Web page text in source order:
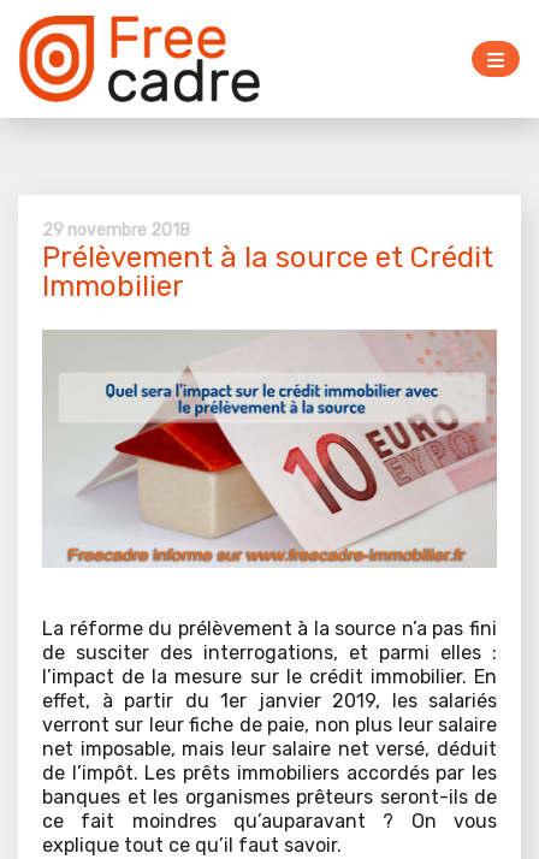
29 novembre 2018
Prélèvement à la source et Crédit
Immobilier
La réforme du prélèvement à la source n’a pas fini
de susciter des interrogations, et parmi elles :
l’impact de la mesure sur le crédit immobilier. En
effet, à partir du 1er janvier 2019, les salariés
verront sur leur fiche de paie, non plus leur salaire
net imposable, mais leur salaire net versé, déduit
de l’impôt. Les prêts immobiliers accordés par les
banques et les organismes prêteurs seront-ils de
ce fait moindres qu’auparavant ? On vous
explique tout ce qu’il faut savoir.